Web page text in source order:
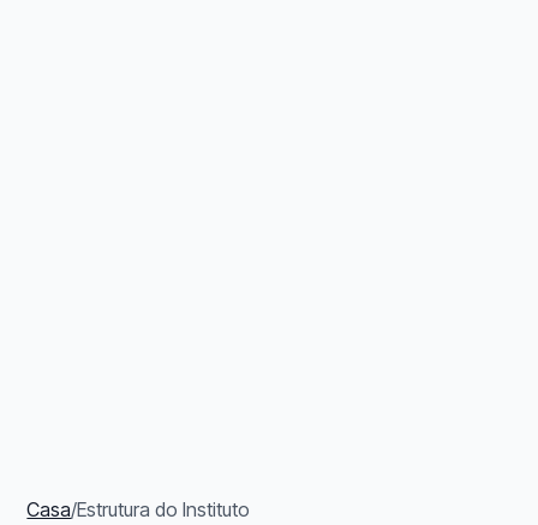
Casa/Estrutura do Instituto